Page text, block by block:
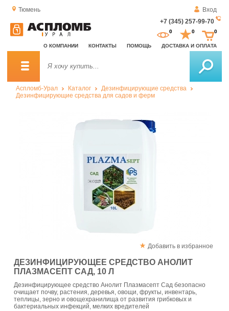
Тюмень
Вход
+7 (345) 257-99-70
О КОМПАНИИ КОНТАКТЫ ПОМОЩЬ ДОСТАВКА И ОПЛАТА
0 0 0
Аспломб-Урал Каталог
Дезинфицирующие средства
Дезинфицирующие средства для садов и ферм
Добавить в избранное
ДЕЗИНФИЦИРУЮЩЕЕ СРЕДСТВО АНОЛИТ
ПЛАЗМАСЕПТ САД, 10 Л
Дезинфицирующее средство Анолит Плазмасепт Сад безопасно
очищает почву, растения, деревья, овощи, фрукты, инвентарь,
теплицы, зерно и овощехранилища от развития грибковых и
бактериальных инфекций, мелких вредителей